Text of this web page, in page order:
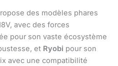
des modèles phares
avec des forces
pour son vaste écosystème
et Ryobi pour son
avec une compatibilité